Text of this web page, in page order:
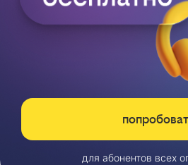
для абонентов всех